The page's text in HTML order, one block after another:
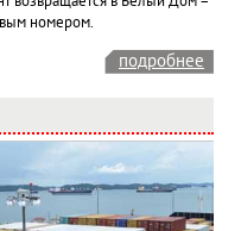
номером.
подробнее